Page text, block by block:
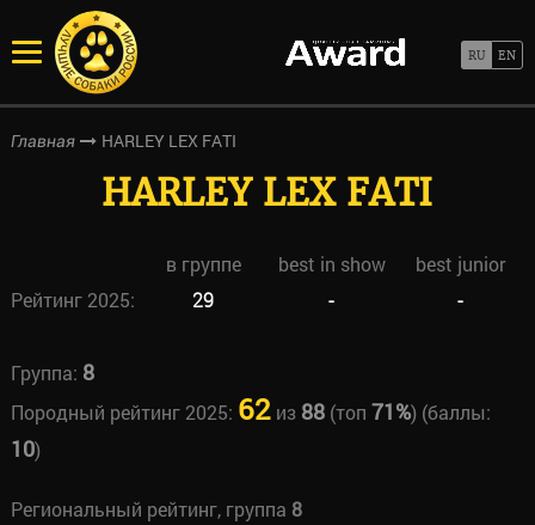
Главная HARLEY LEX FATI
HARLEY LEX FATI
в группе best in show
best junior
Рейтинг 2025:
29 - -
Группа: 8
Породный рейтинг 2025: 62из 88(топ 71%) (баллы:
10)
Региональный рейтинг, группа 8